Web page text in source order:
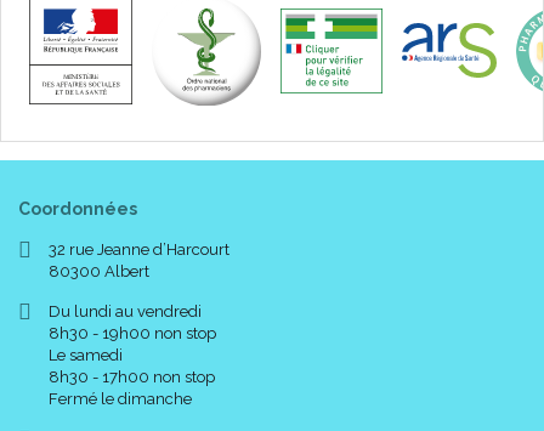
Coordonnées
32 rue Jeanne d’Harcourt
80300 Albert
Du lundi au vendredi
8h30 - 19h00 non stop
Le samedi
8h30 - 17h00 non stop
Fermé le dimanche